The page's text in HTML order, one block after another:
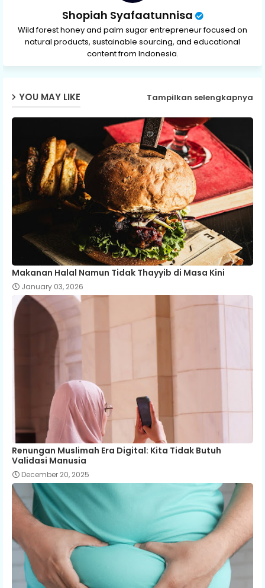
Shopiah Syafaatunnisa
Wild forest honey and palm sugar entrepreneur focused on
natural products, sustainable sourcing, and educational
content from Indonesia.
YOU MAY LIKE Tampilkan selengkapnya
Makanan Halal Namun Tidak Thayyib di Masa Kini
January 03, 2026
Renungan Muslimah Era Digital: Kita Tidak Butuh
Validasi Manusia
December 20, 2025